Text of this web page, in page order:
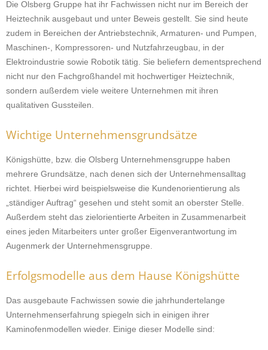
Die Olsberg Gruppe hat ihr Fachwissen nicht nur im Bereich der
Heiztechnik ausgebaut und unter Beweis gestellt. Sie sind heute
zudem in Bereichen der Antriebstechnik, Armaturen- und Pumpen,
Maschinen-, Kompressoren- und Nutzfahrzeugbau, in der
Elektroindustrie sowie Robotik tätig. Sie beliefern dementsprechend
nicht nur den Fachgroßhandel mit hochwertiger Heiztechnik,
sondern außerdem viele weitere Unternehmen mit ihren
qualitativen Gussteilen.
Wichtige Unternehmensgrundsätze
Königshütte, bzw. die Olsberg Unternehmensgruppe haben
mehrere Grundsätze, nach denen sich der Unternehmensalltag
richtet. Hierbei wird beispielsweise die Kundenorientierung als
„ständiger Auftrag“ gesehen und steht somit an oberster Stelle.
Außerdem steht das zielorientierte Arbeiten in Zusammenarbeit
eines jeden Mitarbeiters unter großer Eigenverantwortung im
Augenmerk der Unternehmensgruppe.
Erfolgsmodelle aus dem Hause Königshütte
Das ausgebaute Fachwissen sowie die jahrhundertelange
Unternehmenserfahrung spiegeln sich in einigen ihrer
Kaminofenmodellen wieder. Einige dieser Modelle sind: